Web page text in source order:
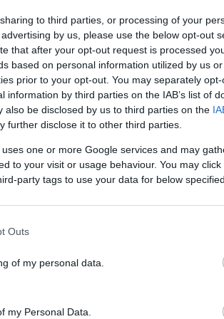
to third parties, or processing of your
by us, please use the below opt-out
that after your opt-out request is processed
based on personal information utilized by us
prior to your opt-out. You may separately
information by third parties on the IAB’s list of
also be disclosed by us to third parties on the
further disclose it to other third parties.
one or more Google services and may
to your visit or usage behaviour. You may
party tags to use your data for below
Outs
of my personal data.
my Personal Data.
meg.
jegyez Julain Edelman, a
és nagy nyargalásokért is
elit alakulatnál. Négyszer
abszolút megkoronázza az,
alighanem bérletet váltott
és élete is regényes.
a judaizmust választja.
névjegyét, amelyben éppen
egy középszerű egyetemi
se súlya (90 kg) alapján nem
két évvel ezelőtti
a Super Bowlt, köszönhetően
egyik legkülönlegesebb